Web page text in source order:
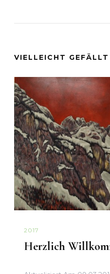
VIELLEICHT
2017
Herzlich